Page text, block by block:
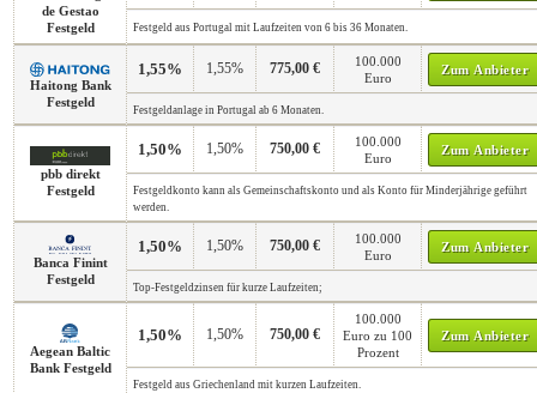
de Gestao
Festgeld
Festgeld aus Portugal mit Laufzeiten von 6 bis 36 Monaten.
Haitong Bank
Festgeld
1,55% 1,55% 775,00 €
100.000
Euro
Zum Anbieter
Festgeldanlage in Portugal ab 6 Monaten.
pbb direkt
Festgeld
1,50% 1,50% 750,00 €
100.000
Euro
Zum Anbieter
Festgeldkonto kann als Gemeinschaftskonto und als Konto für Minderjährige geführt
werden.
Banca Finint
Festgeld
1,50% 1,50% 750,00 €
100.000
Euro
Zum Anbieter
Top-Festgeldzinsen für kurze Laufzeiten;
Aegean Baltic
Bank Festgeld
1,50% 1,50% 750,00 €
100.000
Euro zu 100
Prozent
Zum Anbieter
Festgeld aus Griechenland mit kurzen Laufzeiten.